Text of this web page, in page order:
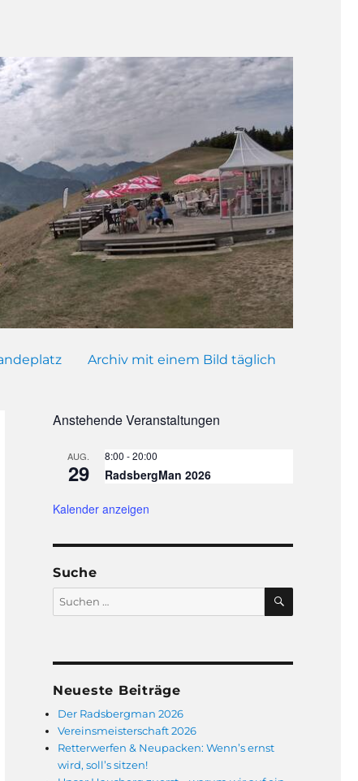
Archiv mit einem Bild täglich
Anstehende Veranstaltungen
AUG.
29
8:00 -20:00
RadsbergMan 2026
Kalender anzeigen
Suche
Suchen
SUCHEN
Neueste Beiträge
Der Radsbergman 2026
Vereinsmeisterschaft 2026
Retterwerfen & Neupacken: Wenn’s ernst
wird, soll’s sitzen!